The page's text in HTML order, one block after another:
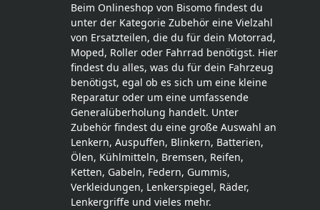
Beim Onlineshop von Bisomo findest du
unter der Kategorie Zubehör eine Vielzahl
von Ersatzteilen, die du für dein Motorrad,
Moped, Roller oder Fahrrad benötigst. Hier
findest du alles, was du für dein Fahrzeug
benötigst, egal ob es sich um eine kleine
Reparatur oder um eine umfassende
Generalüberholung handelt. Unter
Zubehör findest du eine große Auswahl an
Lenkern, Auspuffen, Blinkern, Batterien,
Ölen, Kühlmitteln, Bremsen, Reifen,
Ketten, Gabeln, Federn, Gummis,
Verkleidungen, Lenkerspiegel, Räder,
Lenkergriffe und vieles mehr.